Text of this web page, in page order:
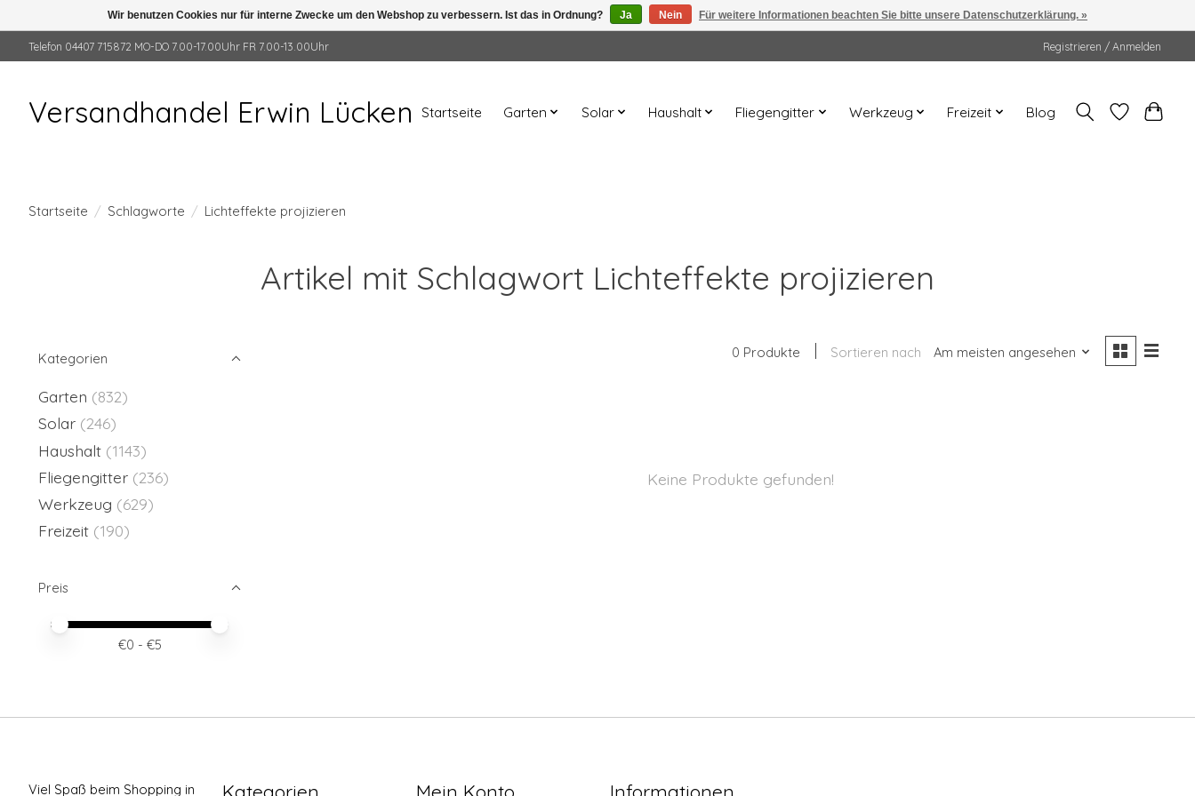
Telefon 04407 715872 MO-DO 7.00-17.00Uhr FR 7.00-13.00Uhr Registrieren / Anmelden
Versandhandel Erwin Lücken Startseite Garten Solar Haushalt Fliegengitter Werkzeug Freizeit Blog
Startseite / Schlagworte / Lichteffekte projizieren
Artikel mit Schlagwort Lichteffekte projizieren
Kategorien
Garten (832)
Solar (246)
Haushalt (1143)
Fliegengitter (236)
Werkzeug (629)
Freizeit (190)
Preis
Preis – Mindestwert
Price maximum value
€0 - €5
0 Produkte Sortieren nach Am meisten angesehen
Keine Produkte gefunden!
Viel Spaß beim Shopping in
Wir benutzen Cookies nur für interne Zwecke um den Webshop zu verbessern. Ist das in Ordnung? Ja Nein Für weitere Informationen beachten Sie bitte unsere Datenschutzerklärung. »